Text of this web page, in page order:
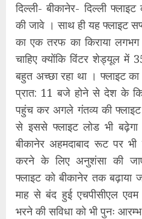
दिल्ली- बीकानेर- दिल्ली
की जावे । साथ ही यह फ्लाइट
का एक तरफ का किराया लगभग
चाहिए क्योंकि विंटर शेड्यूल में
बहुत अच्छा रहा था । फ्लाइट का
प्रात: 11 बजे होने से देश के
पहुंच कर अगले गंतव्य की
से इससे फ्लाइट लोड भी
बीकानेर अहमदाबाद रूट पर
करने के लिए अनुशंसा की
फ्लाइट को बीकानेर तक
माह से बंद हुई एचपीसीएल
भरने की सविधा को भी पुनः